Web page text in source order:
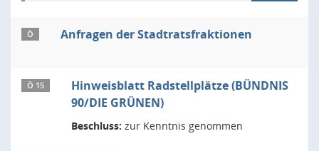
Ö Anfragen der Stadtratsfraktionen
Ö 15
Hinweisblatt Radstellplätze (BÜNDNIS
90/DIE GRÜNEN)
Beschluss: zur Kenntnis genommen